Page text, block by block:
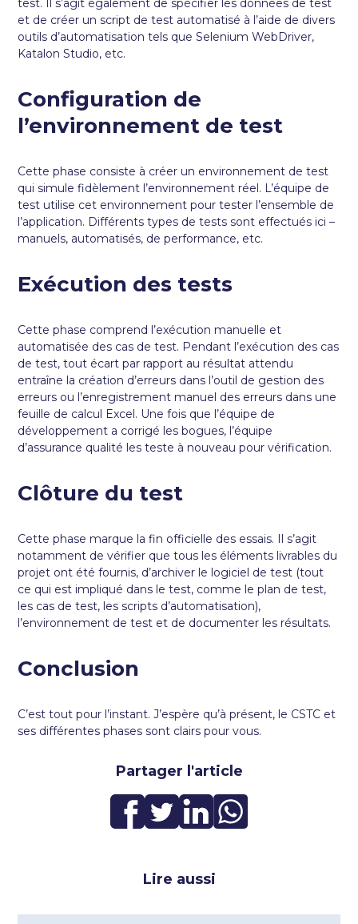
Partager l'article
test. Il s’agit également de spécifier les données de test
et de créer un script de test automatisé à l’aide de divers
outils d’automatisation tels que Selenium WebDriver,
Katalon Studio, etc.
Configuration de
l’environnement de test
Cette phase consiste à créer un environnement de test
qui simule fidèlement l’environnement réel. L’équipe de
test utilise cet environnement pour tester l’ensemble de
l’application. Différents types de tests sont effectués ici –
manuels, automatisés, de performance, etc.
Exécution des tests
Cette phase comprend l’exécution manuelle et
automatisée des cas de test. Pendant l’exécution des cas
de test, tout écart par rapport au résultat attendu
entraîne la création d’erreurs dans l’outil de gestion des
erreurs ou l’enregistrement manuel des erreurs dans une
feuille de calcul Excel. Une fois que l’équipe de
développement a corrigé les bogues, l’équipe
d’assurance qualité les teste à nouveau pour vérification.
Clôture du test
Cette phase marque la fin officielle des essais. Il s’agit
notamment de vérifier que tous les éléments livrables du
projet ont été fournis, d’archiver le logiciel de test (tout
ce qui est impliqué dans le test, comme le plan de test,
les cas de test, les scripts d’automatisation),
l’environnement de test et de documenter les résultats.
Conclusion
C’est tout pour l’instant. J’espère qu’à présent, le CSTC et
ses différentes phases sont clairs pour vous.
Lire aussi